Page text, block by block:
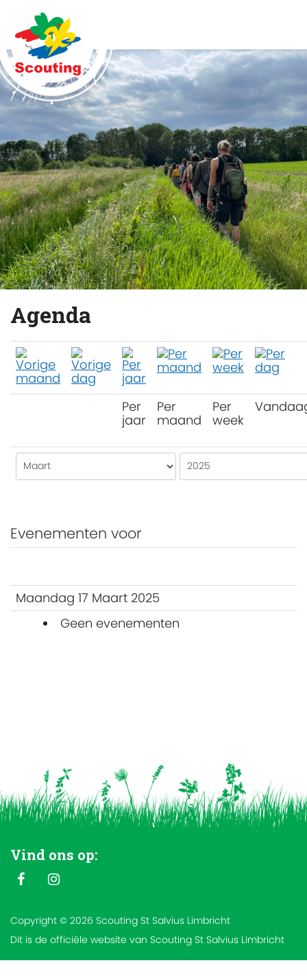
Agenda
Per
jaar
Per
maand
Per
week
Evenementen voor
Maandag 17 Maart 2025
Geen evenementen
Vind ons op:
Copyright © 2026 Scouting St Salvius Limbricht
Dit is de officiële website van Scouting St Salvius Limbricht